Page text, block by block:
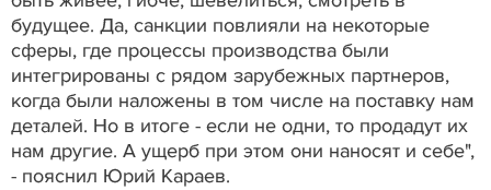
будущее. Да, санкции повлияли на некоторые
сферы, где процессы производства были
интегрированы с рядом зарубежных партнеров,
когда были наложены в том числе на поставку нам
деталей. Но в итоге - если не одни, то продадут их
нам другие. А ущерб при этом они наносят и себе",
- пояснил Юрий Караев.